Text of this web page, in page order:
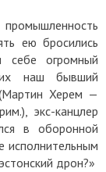
ею бросились
себе огромный
наш бывший
Херем —
экс-канцлер
в оборонной
исполнительным
дрон?»